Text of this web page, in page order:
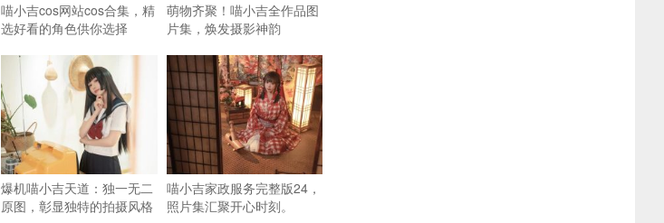
喵小吉cos网站cos合集，精
选好看的角色供你选择
萌物齐聚！喵小吉全作品图
片集，焕发摄影神韵
爆机喵小吉天道：独一无二
原图，彰显独特的拍摄风格
喵小吉家政服务完整版24，
照片集汇聚开心时刻。